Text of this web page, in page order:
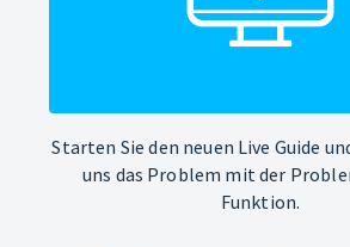
Starten Sie den neuen Live Guide
uns das Problem mit der
Funktion.